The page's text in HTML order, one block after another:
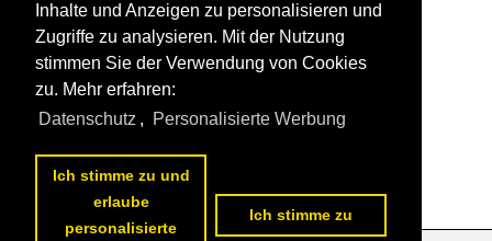
Inhalte und Anzeigen zu personalisieren und
Zugriffe zu analysieren. Mit der Nutzung
stimmen Sie der Verwendung von Cookies
zu. Mehr erfahren:
Datenschutz , Personalisierte Werbung
Ich stimme zu und
erlaube
personalisierte
Ich stimme zu